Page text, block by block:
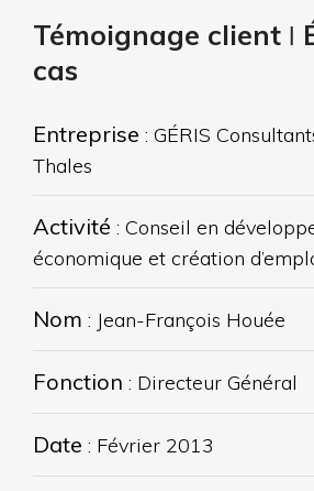
Témoignage client ǀ
cas
Entreprise : GÉRIS
Thales
Activité : Conseil en
économique et création
Nom : Jean-François Houée
Fonction : Directeur Général
Date : Février 2013